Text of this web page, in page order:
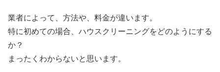
業者によって、方法や、料金が違います。
特に初めての場合、ハウスクリーニングをどのようにする
か？
まったくわからないと思います。